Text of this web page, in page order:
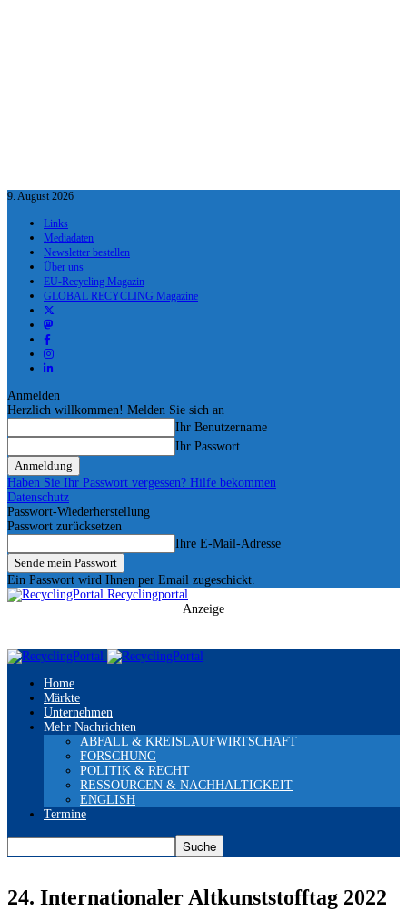
9. August 2026
Links
Mediadaten
Newsletter bestellen
Über uns
EU-Recycling Magazin
GLOBAL RECYCLING Magazine
Anmelden
Herzlich willkommen! Melden Sie sich an
Ihr Benutzername
Ihr Passwort
Haben Sie Ihr Passwort vergessen? Hilfe bekommen
Datenschutz
Passwort-Wiederherstellung
Passwort zurücksetzen
Ihre E-Mail-Adresse
Ein Passwort wird Ihnen per Email zugeschickt.
Recyclingportal
Anzeige
Home
Märkte
Unternehmen
Mehr Nachrichten
ABFALL & KREISLAUFWIRTSCHAFT
FORSCHUNG
POLITIK & RECHT
RESSOURCEN & NACHHALTIGKEIT
ENGLISH
Termine
24. Internationaler Altkunststofftag 2022